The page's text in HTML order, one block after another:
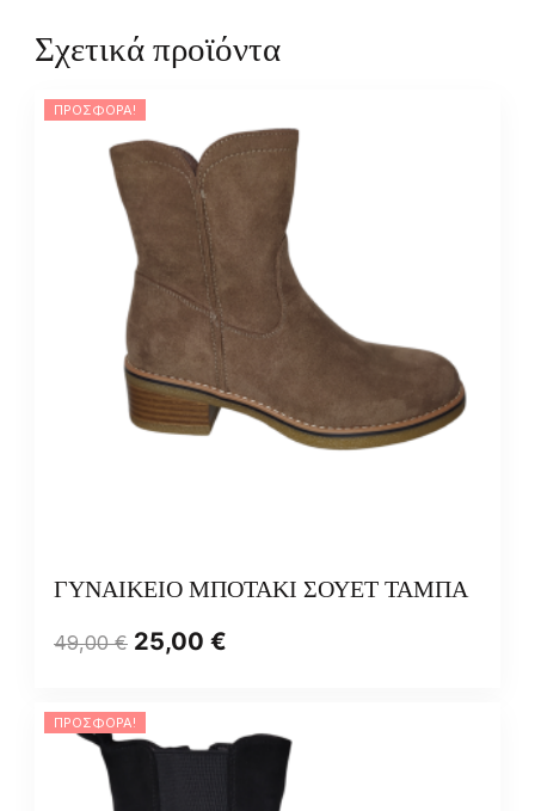
Σχετικά προϊόντα
ΠΡΟΣΦΟΡΆ!
ΓΥΝΑΙΚΕΙΟ ΜΠΟΤΑΚΙ ΣΟΥΕΤ ΤΑΜΠΑ
49,00€ 25,00 €
ΠΡΟΣΦΟΡΆ!